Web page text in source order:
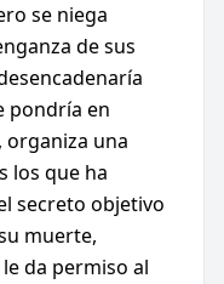
se niega
de sus
pondría en
organiza una
los que ha
secreto objetivo
muerte,
da permiso al